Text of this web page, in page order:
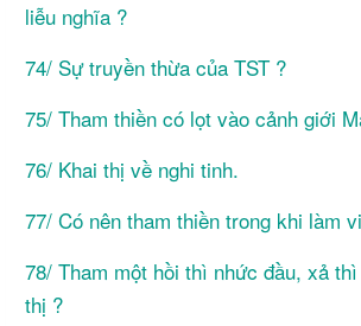
liễu nghĩa ?
74/ Sự truyền thừa của TST ?
75/ Tham thiền có lọt vào cảnh giới
76/ Khai thị về nghi tinh.
77/ Có nên tham thiền trong khi làm
78/ Tham một hồi thì nhức đầu, xả
thị ?